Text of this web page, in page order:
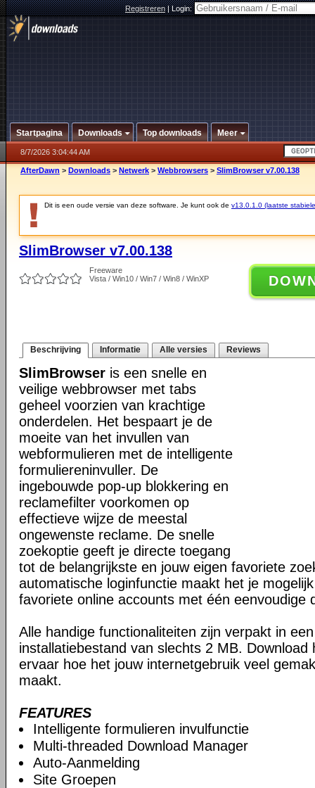
Registreren|Login:
Startpagina Downloads Top downloads Meer
8/7/2026 3:04:44 AM
AfterDawn > Downloads > Netwerk > Webbrowsers > SlimBrowser v7.00.138
Dit is een oude versie van deze software. Je kunt ook de v13.0.1.0 (laatste
SlimBrowser v7.00.138
Freeware
Vista / Win10 / Win7 / Win8 / WinXP
Beschrijving Informatie Alle versies Reviews
SlimBrowser is een snelle en
veilige webbrowser met tabs
geheel voorzien van krachtige
onderdelen. Het bespaart je de
moeite van het invullen van
webformulieren met de intelligente
formuliereninvuller. De
ingebouwde pop-up blokkering en
reclamefilter voorkomen op
effectieve wijze de meestal
ongewenste reclame. De snelle
zoekoptie geeft je directe toegang
tot de belangrijkste en jouw eigen favoriete
automatische loginfunctie maakt het je
favoriete online accounts met één eenvoudige
Alle handige functionaliteiten zijn verpakt in
installatiebestand van slechts 2 MB.
ervaar hoe het jouw internetgebruik veel
maakt.
FEATURES
Intelligente formulieren invulfunctie
Multi-threaded Download Manager
Auto-Aanmelding
Site Groepen